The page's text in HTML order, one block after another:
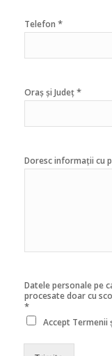
Telefon *
Oraș și Județ*
Doresc informații cu
Datele personale pe
procesate doar cu
*
Accept Termenii